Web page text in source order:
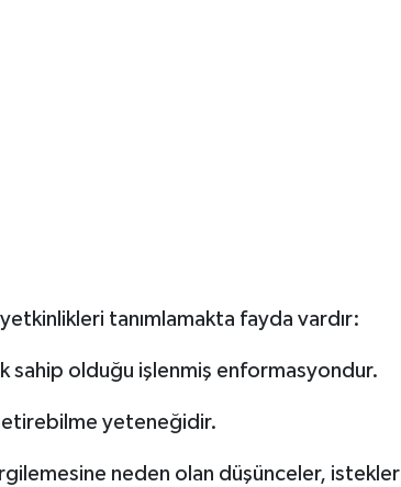
tanımlamakta fayda vardır:
sahip olduğu işlenmiş enformasyondur.
yeteneğidir.
neden olan düşünceler, istekler